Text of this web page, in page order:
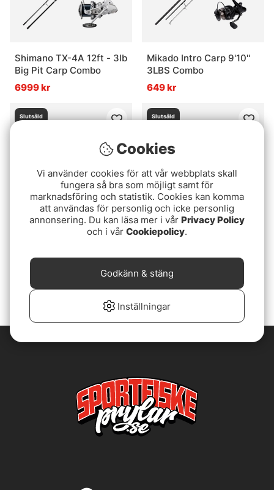
Shimano TX-4A 12ft - 3lb
Big Pit Carp Combo
6999 kr
Mikado Intro Carp 9'10''
3LBS Combo
649 kr
Slutsåld Slutsåld
2599 kr
Cookies
Vi använder cookies för att vår webbplats skall
fungera så bra som möjligt samt för
marknadsföring och statistik. Cookies kan komma
att användas för personlig och icke personlig
annonsering. Du kan läsa mer i vår Privacy Policy
och i vår Cookiepolicy.
Inställningar
Godkänn & stäng